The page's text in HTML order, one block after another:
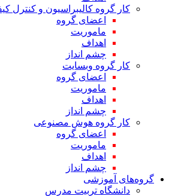
کار گروه کالیبراسیون و کنترل
اعضای گروه
ماموریت
اهداف
چشم انداز
کار گروه وبسایت
اعضای گروه
ماموریت
اهداف
چشم انداز
کار گروه هوش مصنوعی
اعضای گروه
ماموریت
اهداف
چشم انداز
گروه‌های آموزشی
دانشگاه تربیت مدرس